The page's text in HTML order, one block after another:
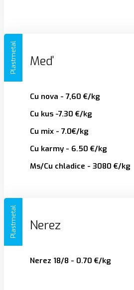
Plastmetal Meď
Cu nova - 7,60 €/kg
Cu kus -7.30 €/kg
Cu mix - 7.0€/kg
Cu karmy - 6.50 €/kg
Ms/Cu chladice - 3080 €/kg
Plastmetal Nerez
Nerez 18/8 - 0.70 €/kg